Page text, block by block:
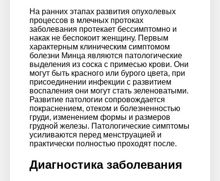
На ранних этапах развития опухолевых
процессов в млечных протоках
заболевания протекает бессимптомно и
накак не беспокоит женщину. Первым
характерным клиническим симптомом
болезни Минца являются патологические
выделения из соска с примесью крови. Они
могут быть красного или бурого цвета, при
присоединении инфекции с развитием
воспаления они могут стать зеленоватыми.
Развитие патологии сопровождается
покраснением, отеком и болезненностью
груди, изменением формы и размеров
грудной железы. Патологические симптомы
усиливаются перед менструацией и
практически полностью проходят после.
Диагностика заболевания